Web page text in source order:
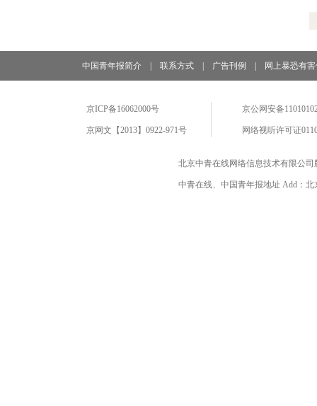
中国青年报简介 联系方式 广告刊例 网上暴恐有
京ICP备16062000号
京网文【2013】0922-971号
京公网安备
网络视听许可证
北京中青在线网络信息技术有限公
中青在线、中国青年报地址 Add：北